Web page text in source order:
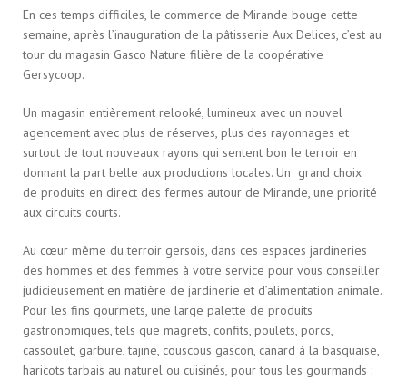
En ces temps difficiles, le commerce de Mirande bouge cette
semaine, après l’inauguration de la pâtisserie Aux Delices, c’est au
tour du magasin Gasco Nature filière de la coopérative
Gersycoop.
Un magasin entièrement relooké, lumineux avec un nouvel
agencement avec plus de réserves, plus des rayonnages et
surtout de tout nouveaux rayons qui sentent bon le terroir en
donnant la part belle aux productions locales. Un grand choix
de produits en direct des fermes autour de Mirande, une priorité
aux circuits courts.
Au cœur même du terroir gersois, dans ces espaces jardineries
des hommes et des femmes à votre service pour vous conseiller
judicieusement en matière de jardinerie et d’alimentation animale.
Pour les fins gourmets, une large palette de produits
gastronomiques, tels que magrets, confits, poulets, porcs,
cassoulet, garbure, tajine, couscous gascon, canard à la basquaise,
haricots tarbais au naturel ou cuisinés, pour tous les gourmands :